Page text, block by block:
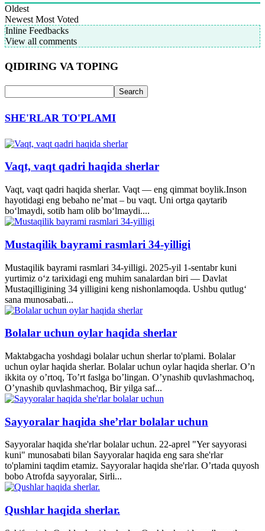
Oldest
Newest Most Voted
Inline Feedbacks
View all comments
QIDIRING VA TOPING
SHE'RLAR TO'PLAMI
Vaqt, vaqt qadri haqida sherlar
Vaqt, vaqt qadri haqida sherlar. Vaqt — eng qimmat boylik.Inson
hayotidagi eng bebaho ne’mat – bu vaqt. Uni ortga qaytarib
bo‘lmaydi, sotib ham olib bo‘lmaydi....
Mustaqilik bayrami rasmlari 34-yilligi
Mustaqilik bayrami rasmlari 34-yilligi. 2025-yil 1-sentabr kuni
yurtimiz o‘z tarixidagi eng muhim sanalardan biri — Davlat
Mustaqilligining 34 yilligini keng nishonlamoqda. Ushbu qutlug‘
sana munosabati...
Bolalar uchun oylar haqida sherlar
Maktabgacha yoshdagi bolalar uchun sherlar to'plami. Bolalar
uchun oylar haqida sherlar. Bolalar uchun oylar haqida sherlar. O’n
ikkita oy o’rtoq, To’rt faslga bo’lingan. O’ynashib quvlashmachoq,
O’ynashib quvlashmachoq, Bir yilga saf...
Sayyoralar haqida she’rlar bolalar uchun
Sayyoralar haqida she'rlar bolalar uchun. 22-aprel "Yer sayyorasi
kuni" munosabati bilan Sayyoralar haqida eng sara she'rlar
to'plamini taqdim etamiz. Sayyoralar haqida she'rlar. O’rtada quyosh
bobo Atrofda sayyoralar, Sirli...
Qushlar haqida sherlar.